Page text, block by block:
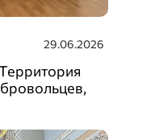
29.06.2026